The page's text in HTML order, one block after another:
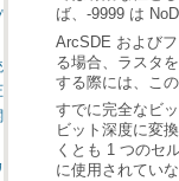
ロパティ
情報
付けられたファイル
ラーマップ
ば、-9999 は
する際には、こ